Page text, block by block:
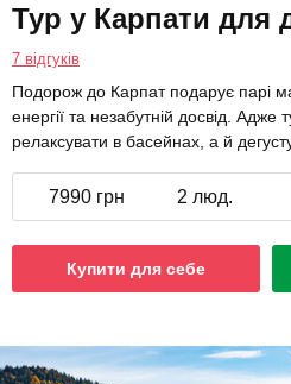
Тур у Карпати для
7 відгуків
Подорож до Карпат подарує парі
енергії та незабутній досвід.
релаксувати в басейнах, а й
7990 грн 2 люд.
Купити для себе